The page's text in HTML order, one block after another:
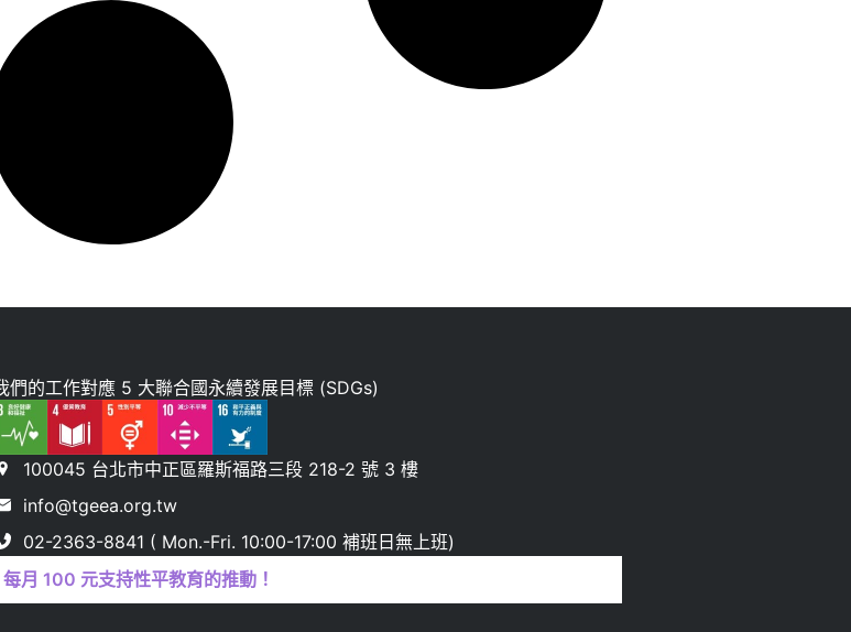
們的工作對應 5 大聯合國永續發展目標 (SDGs)
100045 台北市中正區羅斯福路三段 218-2 號 3 樓
info@tgeea.org.tw
02-2363-8841 ( Mon.-Fri. 10:00-17:00 補班日無上班)
每月 100 元支持性平教育的推動！